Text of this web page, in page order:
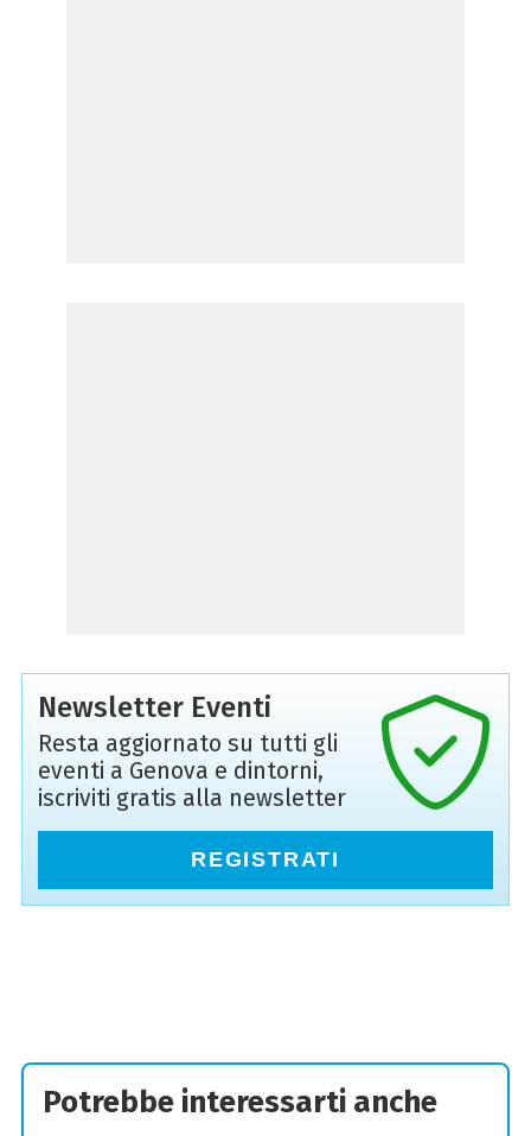
Newsletter Eventi
Resta aggiornato su tutti gli
eventi a Genova e dintorni,
iscriviti gratis alla newsletter
REGISTRATI
Potrebbe interessarti anche